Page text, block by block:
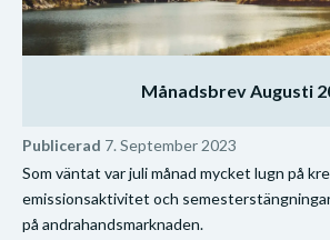
Månadsbrev Augusti
Publicerad 7. September 2023
Som väntat var juli månad mycket lugn på
emissionsaktivitet och
på andrahandsmarknaden.